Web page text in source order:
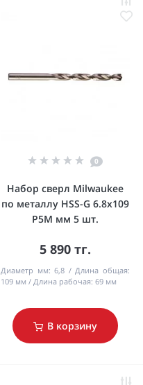
0
Набор сверл Milwaukee
по металлу HSS-G 6.8x109
P5M мм 5 шт.
5 890 тг.
Диаметр мм: 6,8
Длина общая:
109 мм
Длина рабочая: 69 мм
В корзину